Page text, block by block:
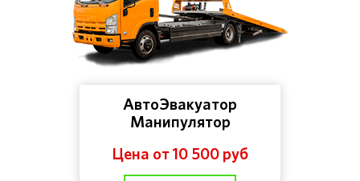
АвтоЭвакуатор
Манипулятор
Цена от 10 500 руб